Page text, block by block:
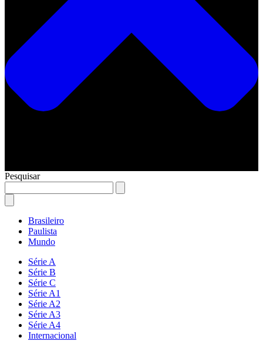
Pesquisar
Brasileiro
Paulista
Mundo
Série A
Série B
Série C
Série A1
Série A2
Série A3
Série A4
Internacional